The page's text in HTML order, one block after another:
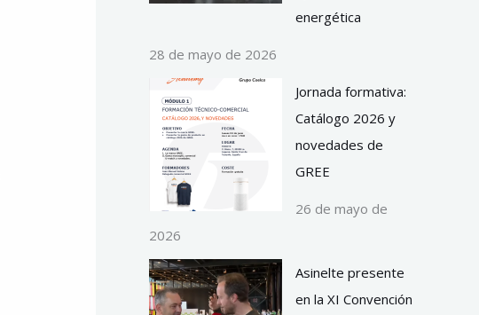
energética
28 de mayo de 2026
Jornada formativa:
Catálogo 2026 y
novedades de
GREE
26 de mayo de
2026
Asinelte presente
en la XI Convención